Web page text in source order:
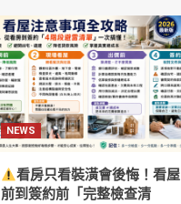
NEWS
看房只看裝潢會後悔！看屋
前到簽約前「完整檢查清